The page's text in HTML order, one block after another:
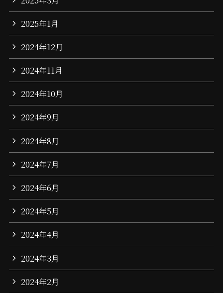
2025年1月
2024年12月
2024年11月
2024年10月
2024年9月
2024年8月
2024年7月
2024年6月
2024年5月
2024年4月
2024年3月
2024年2月